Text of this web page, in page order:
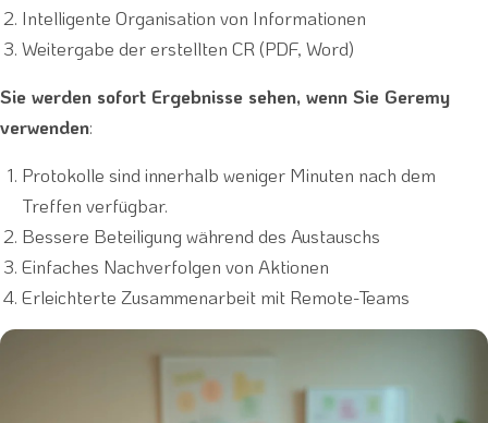
Intelligente Organisation von Informationen
Weitergabe der erstellten CR (PDF, Word)
Sie werden sofort Ergebnisse sehen, wenn Sie Geremy
verwenden:
Protokolle sind innerhalb weniger Minuten nach dem
Treffen verfügbar.
Bessere Beteiligung während des Austauschs
Einfaches Nachverfolgen von Aktionen
Erleichterte Zusammenarbeit mit Remote-Teams